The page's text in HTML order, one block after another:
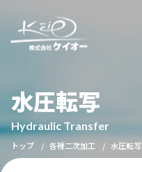
水圧転写
Hydraulic Transfer
トップ 各種二次加工 水圧転写